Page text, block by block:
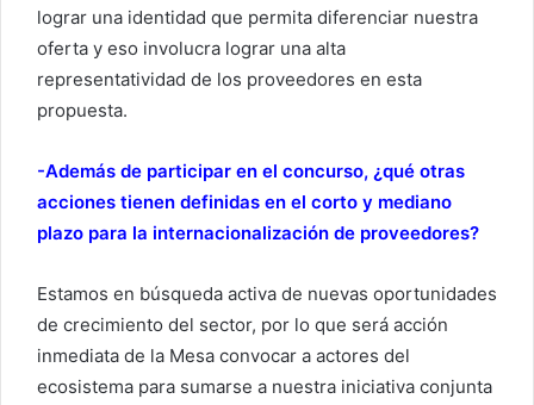
lograr una identidad que permita diferenciar nuestra
oferta y eso involucra lograr una alta
representatividad de los proveedores en esta
propuesta.
-Además de participar en el concurso, ¿qué otras
acciones tienen definidas en el corto y mediano
plazo para la internacionalización de proveedores?
Estamos en búsqueda activa de nuevas oportunidades
de crecimiento del sector, por lo que será acción
inmediata de la Mesa convocar a actores del
ecosistema para sumarse a nuestra iniciativa conjunta